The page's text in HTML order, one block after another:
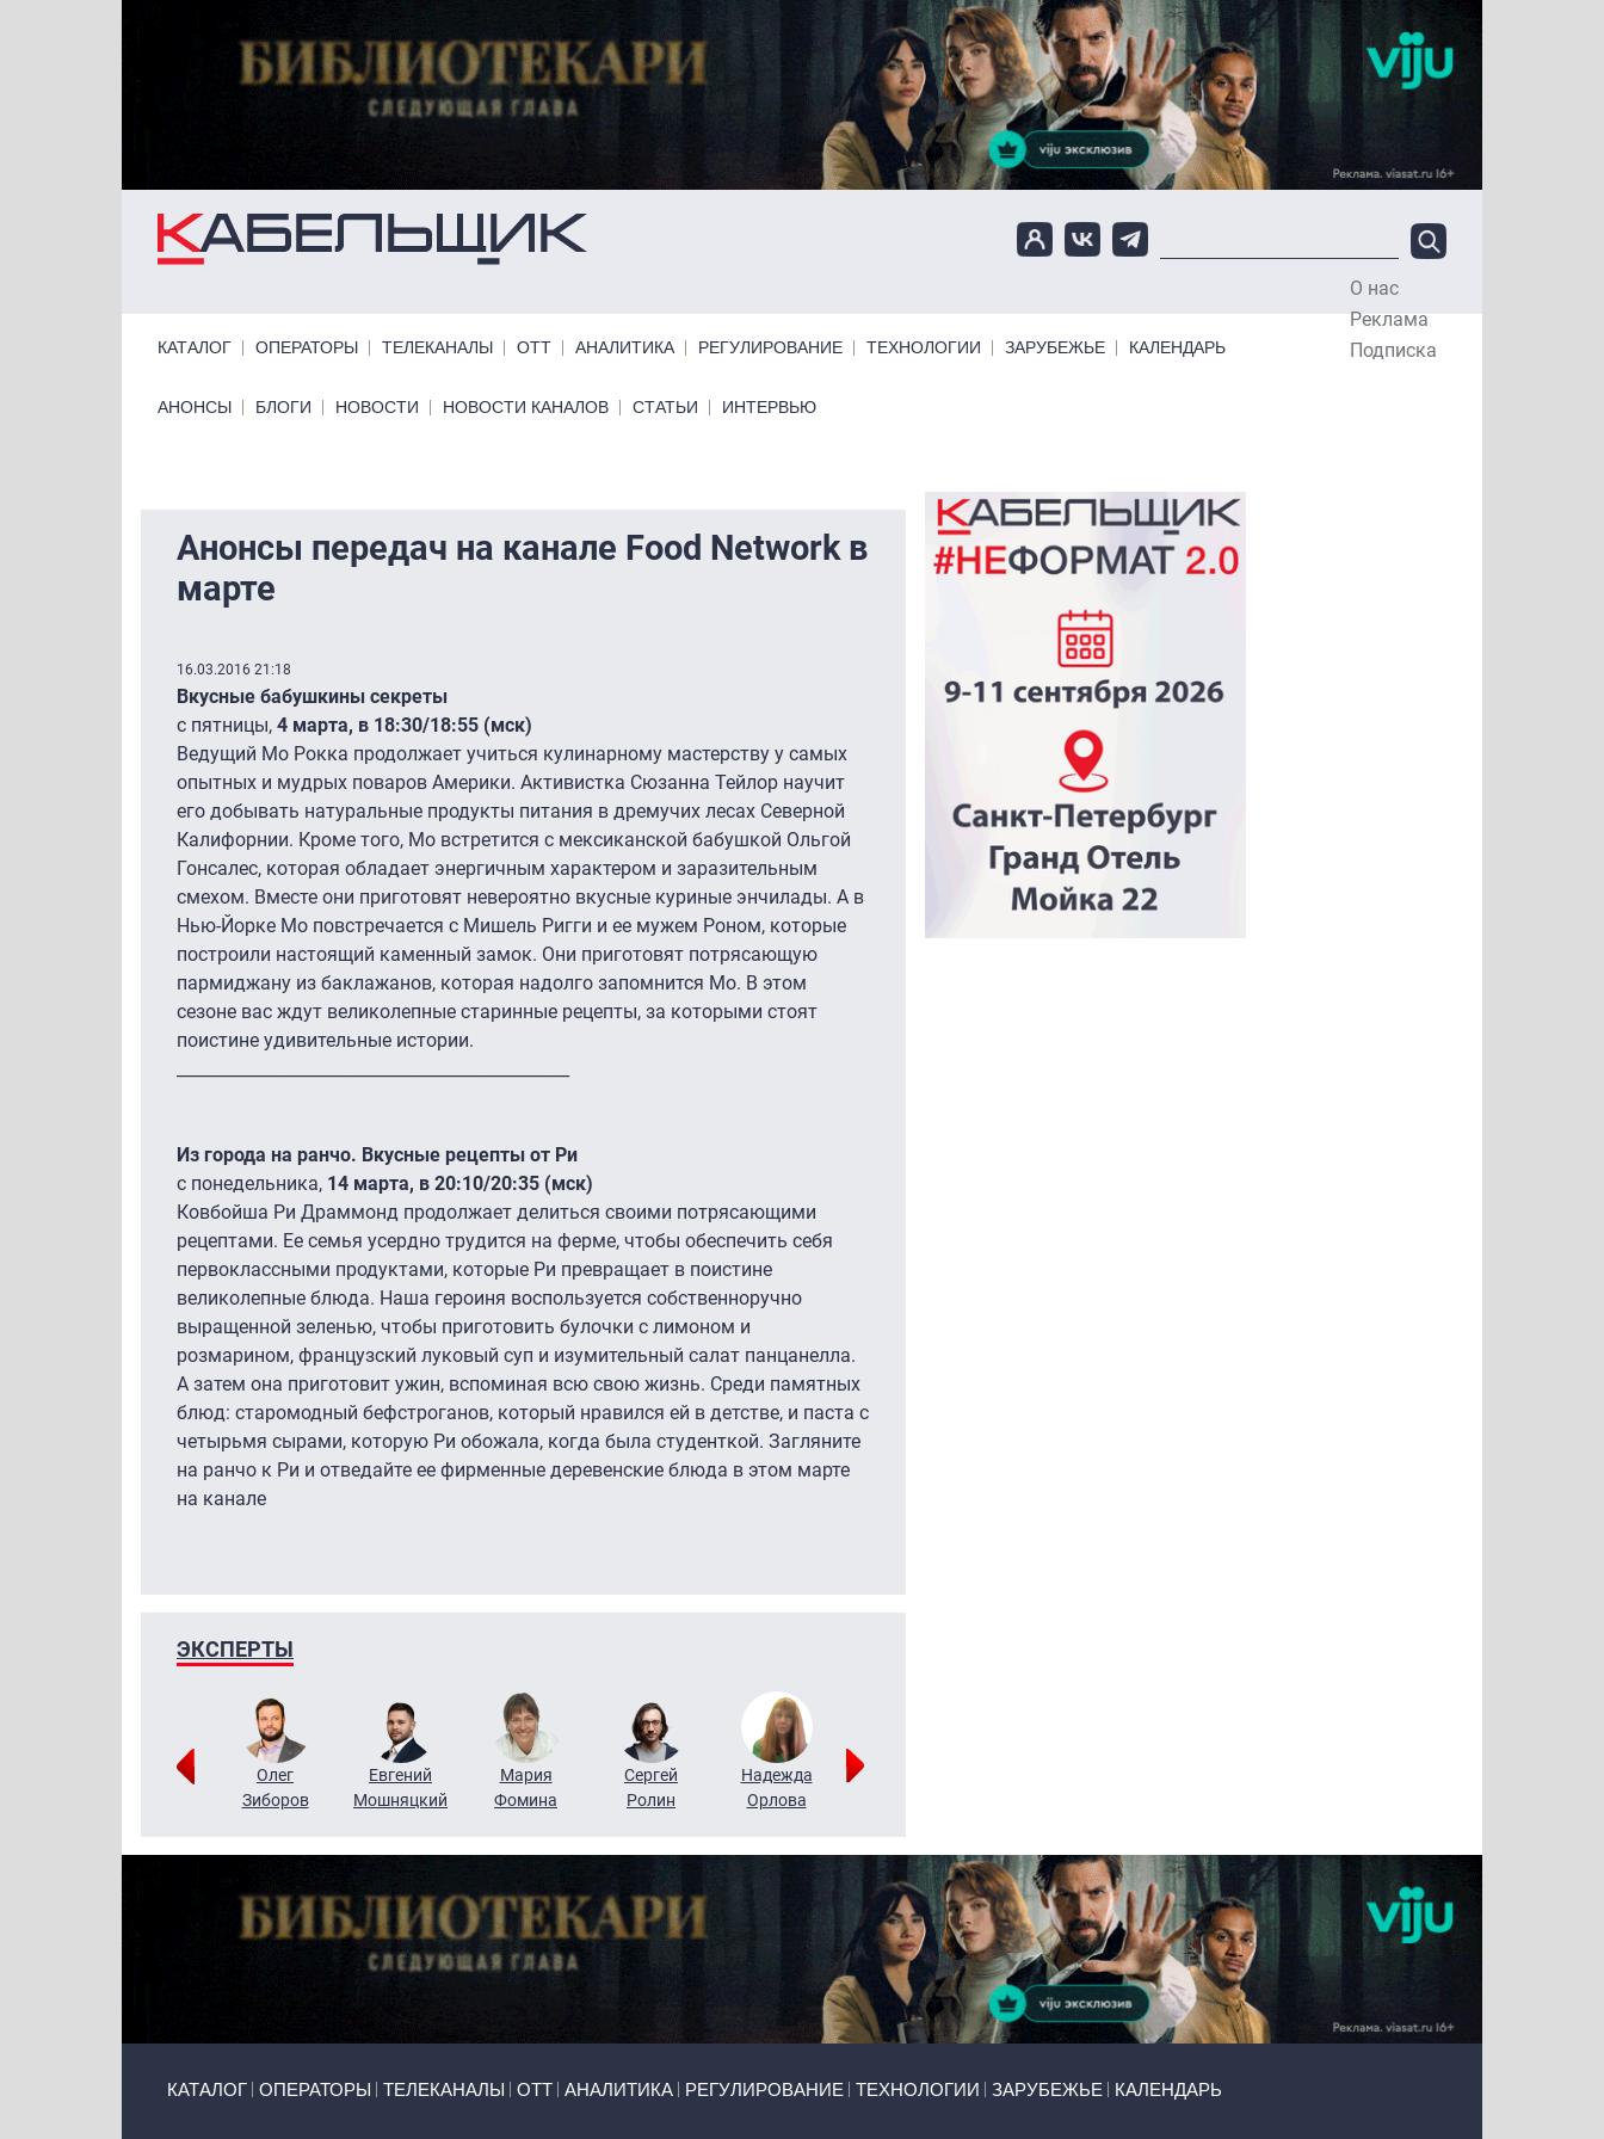
О нас
Реклама
Подписка
КАТАЛОГ ОПЕРАТОРЫ ТЕЛЕКАНАЛЫ ОТТ АНАЛИТИКА РЕГУЛИРОВАНИЕ ТЕХНОЛОГИИ ЗАРУБЕЖЬЕ КАЛЕНДАРЬ
Primary links bottom
АНОНСЫ БЛОГИ НОВОСТИ НОВОСТИ КАНАЛОВ СТАТЬИ ИНТЕРВЬЮ
Анонсы передач на канале Food Network в
марте
16.03.2016 21:18
Вкусные бабушкины секреты
c пятницы, 4 марта, в 18:30/18:55 (мск)
Ведущий Мо Рокка продолжает учиться кулинарному мастерству у самых
опытных и мудрых поваров Америки. Активистка Сюзанна Тейлор научит
его добывать натуральные продукты питания в дремучих лесах Северной
Калифорнии. Кроме того, Мо встретится с мексиканской бабушкой Ольгой
Гонсалес, которая обладает энергичным характером и заразительным
смехом. Вместе они приготовят невероятно вкусные куриные энчилады. А в
Нью-Йорке Мо повстречается с Мишель Ригги и ее мужем Роном, которые
построили настоящий каменный замок. Они приготовят потрясающую
пармиджану из баклажанов, которая надолго запомнится Мо. В этом
сезоне вас ждут великолепные старинные рецепты, за которыми стоят
поистине удивительные истории.
Из города на ранчо. Вкусные рецепты от Ри
c понедельника, 14 марта, в 20:10/20:35 (мск)
Ковбойша Ри Драммонд продолжает делиться своими потрясающими
рецептами. Ее семья усердно трудится на ферме, чтобы обеспечить себя
первоклассными продуктами, которые Ри превращает в поистине
великолепные блюда. Наша героиня воспользуется собственноручно
выращенной зеленью, чтобы приготовить булочки с лимоном и
розмарином, французский луковый суп и изумительный салат панцанелла.
А затем она приготовит ужин, вспоминая всю свою жизнь. Среди памятных
блюд: старомодный бефстроганов, который нравился ей в детстве, и паста с
четырьмя сырами, которую Ри обожала, когда была студенткой. Загляните
на ранчо к Ри и отведайте ее фирменные деревенские блюда в этом марте
на канале
ЭКСПЕРТЫ
Григорий
Олег
Зиборов
Евгений
Мошняцкий
Мария
Фомина
Сергей
Ролин
Надежда
Орлова
КАТАЛОГ ОПЕРАТОРЫ ТЕЛЕКАНАЛЫ ОТТ АНАЛИТИКА РЕГУЛИРОВАНИЕ ТЕХНОЛОГИИ ЗАРУБЕЖЬЕ КАЛЕНДАРЬ